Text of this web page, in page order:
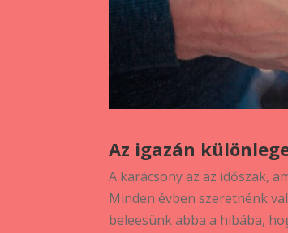
Az igazán
A karácsony az az időszak,
Minden évben szeretnénk
beleesünk abba a hibába,